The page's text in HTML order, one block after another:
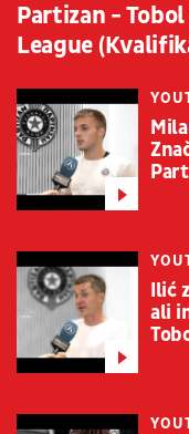
Partizan - Tobol
League
Ilić
ali